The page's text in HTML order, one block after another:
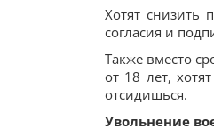
Хотят снизить
согласия и
Также вместо
от 18 лет,
отсидишься.
Увольнение